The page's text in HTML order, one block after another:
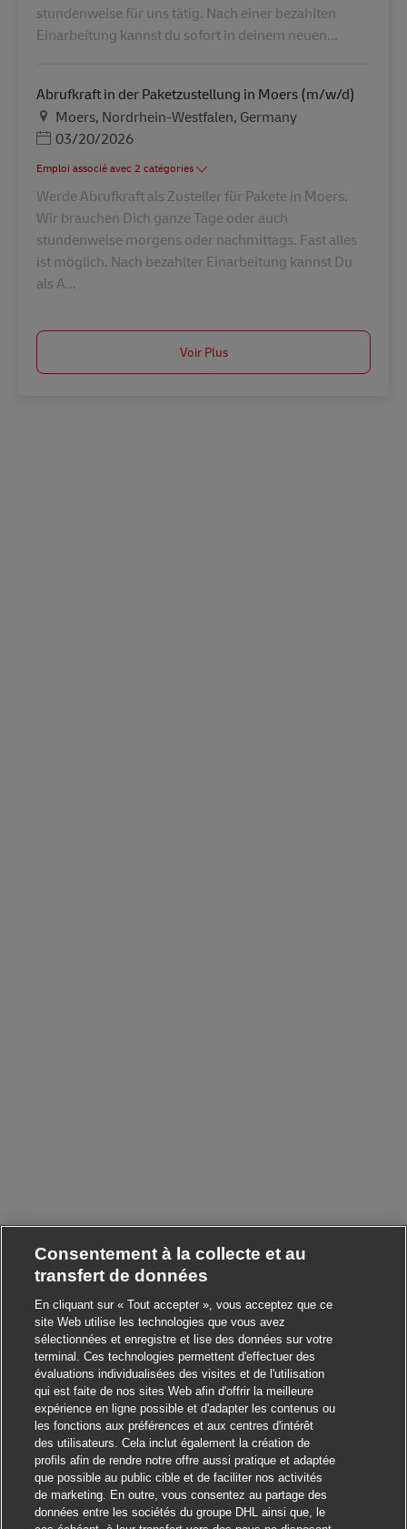
stundenweise für uns tätig. Nach einer bezahlten
Einarbeitung kannst du sofort in deinem neuen...
Abrufkraft in der Paketzustellung in Moers (m/w/d)
LieuMoers, Nordrhein-Westfalen, Germany
Posted Date
03/20/2026
Emploi associé avec 2 catégories
Werde Abrufkraft als Zusteller für Pakete in Moers.
Wir brauchen Dich ganze Tage oder auch
stundenweise morgens oder nachmittags. Fast alles
ist möglich. Nach bezahlter Einarbeitung kannst Du
als A...
Voir Plus
Consentement à la collecte et au
transfert de données
En cliquant sur « Tout accepter », vous acceptez que ce
site Web utilise les technologies que vous avez
sélectionnées et enregistre et lise des données sur votre
terminal. Ces technologies permettent d'effectuer des
évaluations individualisées des visites et de l'utilisation
qui est faite de nos sites Web afin d'offrir la meilleure
expérience en ligne possible et d'adapter les contenus ou
les fonctions aux préférences et aux centres d'intérêt
des utilisateurs. Cela inclut également la création de
profils afin de rendre notre offre aussi pratique et adaptée
que possible au public cible et de faciliter nos activités
de marketing. En outre, vous consentez au partage des
données entre les sociétés du groupe DHL ainsi que, le